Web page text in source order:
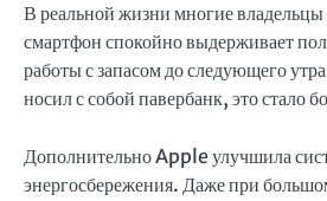
В реальной жизни многие
смартфон спокойно выдерживает
работы с запасом до следующего
носил с собой павербанк, это стало
Дополнительно Apple улучшила
энергосбережения. Даже при